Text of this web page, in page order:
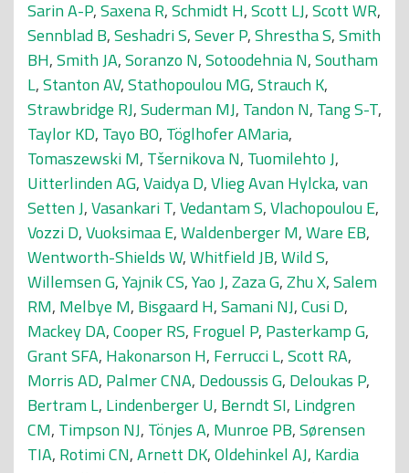
Sarin A-P,Saxena R,Schmidt H,Scott LJ,Scott WR,
Sennblad B,Seshadri S,Sever P,Shrestha S,Smith
BH,Smith JA,Soranzo N,Sotoodehnia N,Southam
L,Stanton AV,Stathopoulou MG,Strauch K,
Strawbridge RJ,Suderman MJ, Tandon N, Tang S-T,
Taylor KD, Tayo BO, Töglhofer AMaria,
Tomaszewski M, Tšernikova N, Tuomilehto J,
Uitterlinden AG,Vaidya D,Vlieg Avan Hylcka,van
Setten J,Vasankari T,Vedantam S,Vlachopoulou E,
Vozzi D,Vuoksimaa E,Waldenberger M,Ware EB,
Wentworth-Shields W,Whitfield JB,Wild S,
Willemsen G,Yajnik CS,Yao J,Zaza G,Zhu X,Salem
RM, Melbye M, Bisgaard H,Samani NJ,Cusi D,
Mackey DA,Cooper RS, Froguel P, Pasterkamp G,
Grant SFA, Hakonarson H, Ferrucci L,Scott RA,
Morris AD, Palmer CNA, Dedoussis G, Deloukas P,
Bertram L, Lindenberger U, Berndt SI, Lindgren
CM, Timpson NJ, Tönjes A, Munroe PB,Sørensen
TIA, Rotimi CN,Arnett DK,Oldehinkel AJ, Kardia